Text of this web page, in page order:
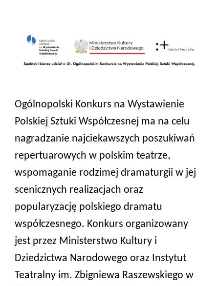
Ogólnopolski Konkurs na Wystawienie
Polskiej Sztuki Współczesnej ma na celu
nagradzanie najciekawszych poszukiwań
repertuarowych w polskim teatrze,
wspomaganie rodzimej dramaturgii w jej
scenicznych realizacjach oraz
popularyzację polskiego dramatu
współczesnego. Konkurs organizowany
jest przez Ministerstwo Kultury i
Dziedzictwa Narodowego oraz Instytut
Teatralny im. Zbigniewa Raszewskiego w